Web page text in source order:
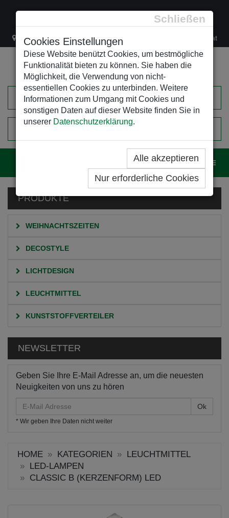
Schließen
Cookies Einstellungen
Diese Website benützt Cookies, um bestmögliche
Funktionalität bieten zu können. Sie haben die
Möglichkeit, die Verwendung von nicht-
essentiellen Cookies zu unterbinden. Weitere
Informationen zum Umgang mit Cookies und
sonstigen Daten auf dieser Website finden Sie in
unserer Datenschutzerklärung.
Alle akzeptieren
Nur erforderliche Cookies
Lacknergasse 78 +43/1/470 37 00 office@leso.at
EINKAUFSWAGEN
PRODUKTE
WEIHNACHTSZEITEN
DECOSTYLE
LICHTDESIGN
LEUCHTMITTEL
KUNSTSTOFFVERTEILER
NEWSLETTER
Geben Sie Ihre E-Mail Adresse an, um die neuesten
Neuigkeiten von uns zu hören
Mail
Adresse
* Wir geben Ihre Daten nicht weiter
HOME KATEGORIEN
LEUCHTMITTEL
LED-LAMPEN
CLASSIC B (KERZENFORM) LED